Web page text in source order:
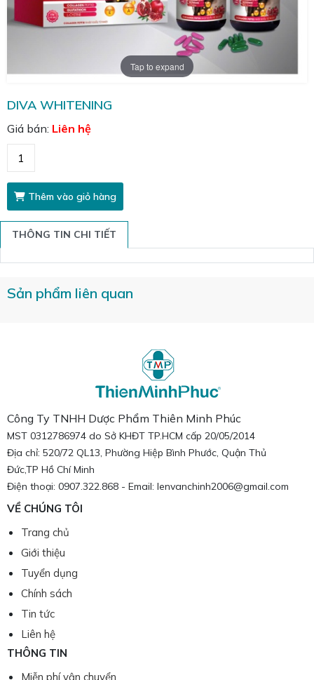
DIVA WHITENING
Giá bán: Liên hệ
Thêm vào giỏ hàng
Tap to expand
THÔNG TIN CHI TIẾT
Sản phẩm liên quan
Công Ty TNHH Dược Phẩm Thiên Minh Phúc
MST 0312786974 do Sở KHĐT TP.HCM cấp 20/05/2014
Địa chỉ: 520/72 QL13, Phường Hiệp Bình Phước, Quận Thủ
Đức,TP Hồ Chí Minh
Điện thoại: 0907.322.868 - Email: lenvanchinh2006@gmail.com
VỀ CHÚNG TÔI
Trang chủ
Giới thiệu
Tuyển dụng
Chính sách
Tin tức
Liên hệ
THÔNG TIN
Miễn phí vận chuyển